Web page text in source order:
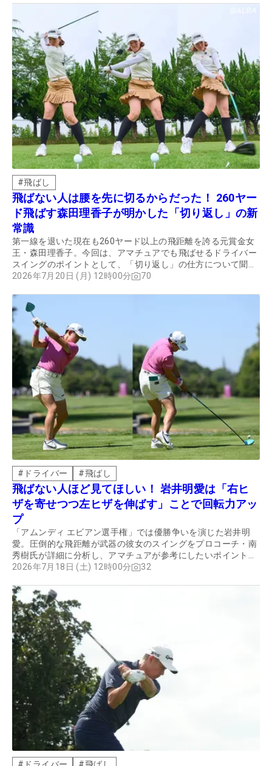
#飛ばし
飛ばない人は腰を先に切るからだった！ 260ヤー
ド飛ばす森田理香子が明かした「切り返し」の新
常識
第一線を退いた現在も260ヤード以上の飛距離を誇る元賞金女
王・森田理香子。今回は、アマチュアでも飛ばせるドライバー
スイングのポイントとして、「切り返し」の仕方について聞い
た。
2026年7月20日 (月) 12時00分 70
# ドライバー #飛ばし
飛ばない人ほど見てほしい！ 岩井明愛は「右ヒ
ザを寄せつつ左ヒザを伸ばす」ことで回転力アッ
プ
「アムンディ エビアン選手権」では優勝争いを演じた岩井明
愛。圧倒的な飛距離が武器の彼女のスイングをプロコーチ・南
秀樹氏が詳細に分析し、アマチュアが参考にしたいポイントを
解説してもらった。
2026年7月18日 (土) 12時00分 32